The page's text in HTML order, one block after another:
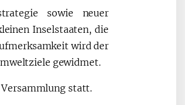
sowie neuer
Inselstaaten, die
wird der
gewidmet.
statt.